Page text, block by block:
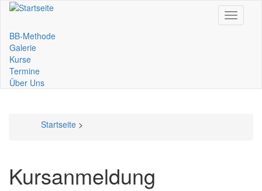
Direkt
Toggle
Main
navigation
BB-Methode
Galerie
Kurse
Termine
Über Uns
Startseite >
Kursanmeldung